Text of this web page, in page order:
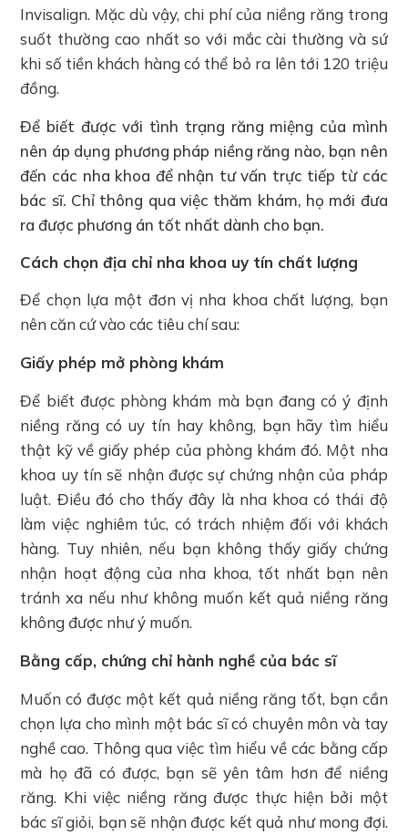
Invisalign. Mặc dù vậy, chi phí của niềng răng trong
suốt thường cao nhất so với mắc cài thường và sứ
khi số tiền khách hàng có thể bỏ ra lên tới 120 triệu
đồng.
Để biết được với tình trạng răng miệng của mình
nên áp dụng phương pháp niềng răng nào, bạn nên
đến các nha khoa để nhận tư vấn trực tiếp từ các
bác sĩ. Chỉ thông qua việc thăm khám, họ mới đưa
ra được phương án tốt nhất dành cho bạn.
Cách chọn địa chỉ nha khoa uy tín chất lượng
Để chọn lựa một đơn vị nha khoa chất lượng, bạn
nên căn cứ vào các tiêu chí sau:
Giấy phép mở phòng khám
Để biết được phòng khám mà bạn đang có ý định
niềng răng có uy tín hay không, bạn hãy tìm hiểu
thật kỹ về giấy phép của phòng khám đó. Một nha
khoa uy tín sẽ nhận được sự chứng nhận của pháp
luật. Điều đó cho thấy đây là nha khoa có thái độ
làm việc nghiêm túc, có trách nhiệm đối với khách
hàng. Tuy nhiên, nếu bạn không thấy giấy chứng
nhận hoạt động của nha khoa, tốt nhất bạn nên
tránh xa nếu như không muốn kết quả niềng răng
không được như ý muốn.
Bằng cấp, chứng chỉ hành nghề của bác sĩ
Muốn có được một kết quả niềng răng tốt, bạn cần
chọn lựa cho mình một bác sĩ có chuyên môn và tay
nghề cao. Thông qua việc tìm hiểu về các bằng cấp
mà họ đã có được, bạn sẽ yên tâm hơn để niềng
răng. Khi việc niềng răng được thực hiện bởi một
bác sĩ giỏi, bạn sẽ nhận được kết quả như mong đợi.